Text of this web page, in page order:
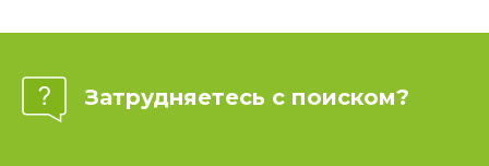
Затрудняетесь с поиском?